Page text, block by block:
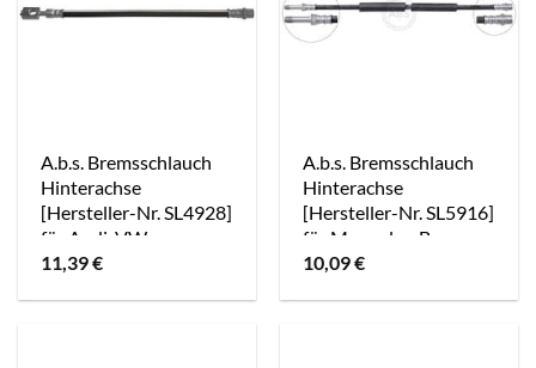
A.b.s. Bremsschlauch
Hinterachse
[Hersteller-Nr. SL4928]
für Audi, VW
11,39€
A.b.s. Bremsschlauch
Hinterachse
[Hersteller-Nr. SL5916]
für Mercedes-Benz,
VW
10,09€